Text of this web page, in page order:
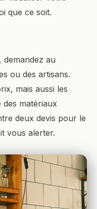
que ce soit.
au
ou des artisans.
mais aussi les
des matériaux
deux devis pour le
vous alerter.